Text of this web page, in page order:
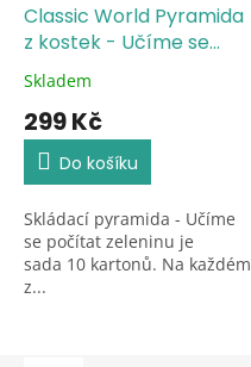
Classic World Pyramida
z kostek - Učíme se
počítat zeleninu
Průměrné
hodnocení
produktu
5,0
5
hvězdiček.
Skladem
299 Kč
Do košíku
Skládací pyramida - Učíme
se počítat zeleninu je
sada 10 kartonů. Na každém
z...